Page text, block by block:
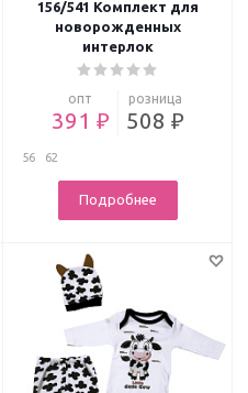
156/541 Комплект для
новорожденных
интерлок
опт
391 ₽
розница
508 ₽
56 62
Подробнее